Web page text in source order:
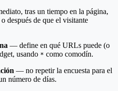
tras un tiempo en la página,
después de que el visitante
— define en qué URLs puede (o
usando * como comodín.
— no repetir la encuesta para el
número de días.